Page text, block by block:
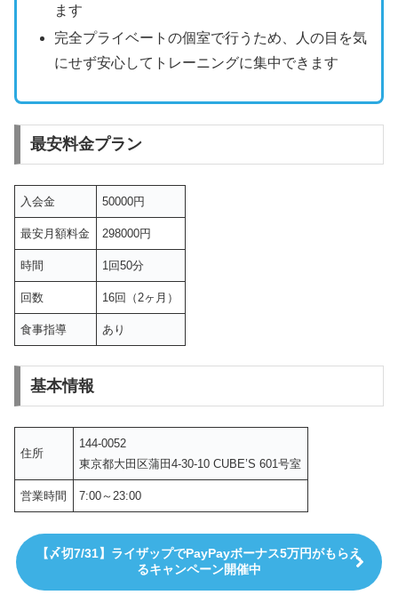
ます
完全プライベートの個室で行うため、人の目を気
にせず安心してトレーニングに集中できます
最安料金プラン
入会金 50000円
最安月額料金 298000円
時間 1回50分
回数 16回（2ヶ月）
食事指導 あり
基本情報
住所
144-0052
東京都大田区蒲田4-30-10 CUBE’S 601号室
営業時間 7:00～23:00
【〆切7/31】ライザップでPayPayボーナス5万円がもらえ
るキャンペーン開催中